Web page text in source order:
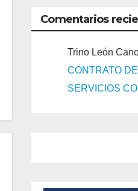
Comentarios
Trino León
CONTRATO
SERVICIOS